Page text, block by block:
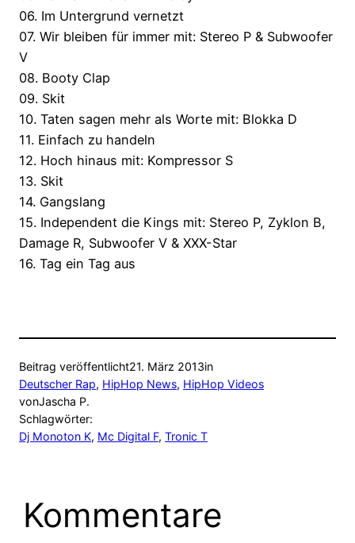
06. Im Untergrund vernetzt
07. Wir bleiben für immer mit: Stereo P & Subwoofer
V
08. Booty Clap
09. Skit
10. Taten sagen mehr als Worte mit: Blokka D
11. Einfach zu handeln
12. Hoch hinaus mit: Kompressor S
13. Skit
14. Gangslang
15. Independent die Kings mit: Stereo P, Zyklon B,
Damage R, Subwoofer V & XXX-Star
16. Tag ein Tag aus
Beitrag veröffentlicht21. März 2013in
Deutscher Rap, HipHop News, HipHop Videos
vonJascha P.
Schlagwörter:
Dj Monoton K, Mc Digital F, Tronic T
Kommentare